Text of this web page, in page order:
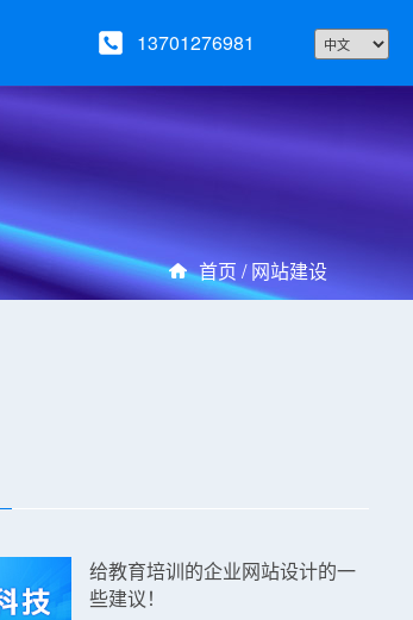
13701276981
首页 /网站建设
给教育培训的企业网站设计的一
些建议！